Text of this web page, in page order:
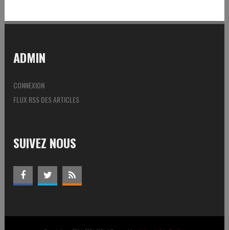
ADMIN
CONNEXION
FLUX RSS DES ARTICLES
SUIVEZ NOUS